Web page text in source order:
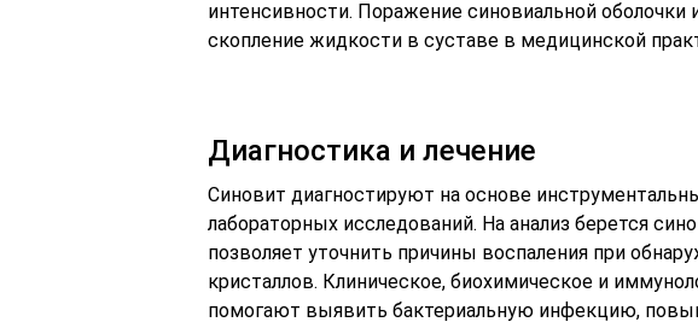
интенсивности. Поражение синовиальной оболочки
скопление жидкости в суставе в медицинской
Диагностика и лечение
Синовит диагностируют на основе
лабораторных исследований. На анализ берется
позволяет уточнить причины воспаления при
кристаллов. Клиническое, биохимическое и
помогают выявить бактериальную инфекцию,